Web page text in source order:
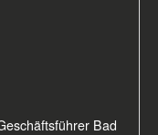
Bad